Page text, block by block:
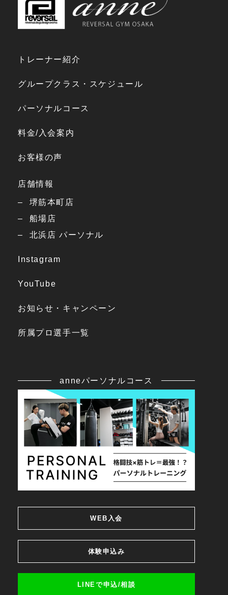
トレーナー紹介
グループクラス・スケジュール
パーソナルコース
料金/入会案内
お客様の声
店舗情報
堺筋本町店
船場店
北浜店 パーソナル
Instagram
YouTube
お知らせ・キャンペーン
所属プロ選手一覧
anneパーソナルコース
WEB入会
体験申込み
LINEで申込/相談